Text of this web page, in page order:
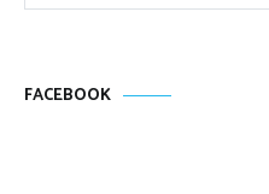
FACEBOOK